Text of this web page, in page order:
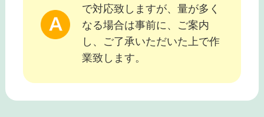
で対応致しますが、量が多く
なる場合は事前に、ご案内
し、ご了承いただいた上で作
業致します。